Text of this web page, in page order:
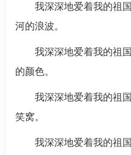
我深深地爱着我的祖
河的浪波。
我深深地爱着我的祖
的颜色。
我深深地爱着我的祖
笑窝。
我深深地爱着我的祖